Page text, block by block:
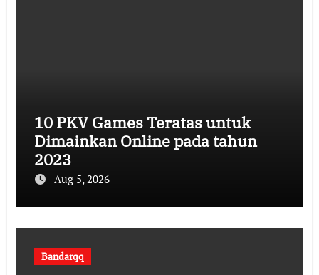
10 PKV Games Teratas untuk
Dimainkan Online pada tahun
2023
Aug 5, 2026
Bandarqq